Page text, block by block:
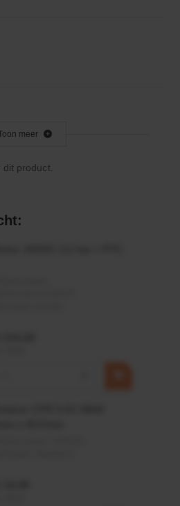
dan 70° Shore A
en natuurlijke oliën
meer
dit product.